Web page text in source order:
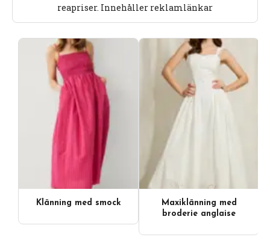
reapriser. Innehåller reklamlänkar
Klänning med smock
Maxiklänning med
broderie anglaise